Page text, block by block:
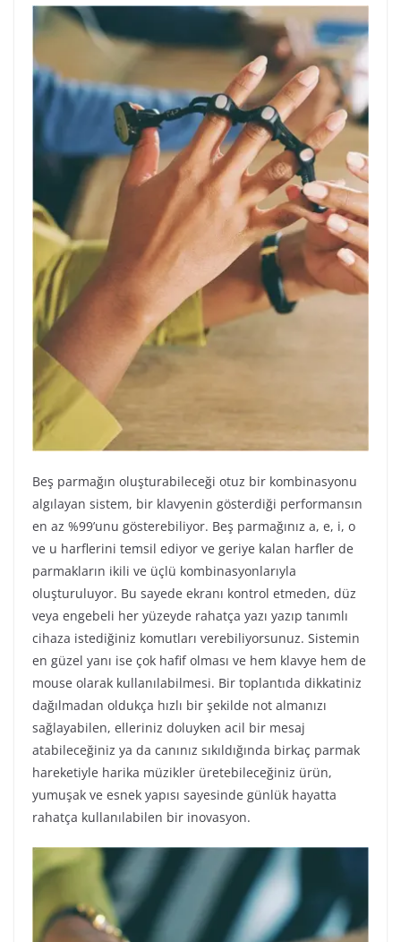
Beş parmağın oluşturabileceği otuz bir kombinasyonu
algılayan sistem, bir klavyenin gösterdiği performansın
en az %99’unu gösterebiliyor. Beş parmağınız a, e, i, o
ve u harflerini temsil ediyor ve geriye kalan harfler de
parmakların ikili ve üçlü kombinasyonlarıyla
oluşturuluyor. Bu sayede ekranı kontrol etmeden, düz
veya engebeli her yüzeyde rahatça yazı yazıp tanımlı
cihaza istediğiniz komutları verebiliyorsunuz. Sistemin
en güzel yanı ise çok hafif olması ve hem klavye hem de
mouse olarak kullanılabilmesi. Bir toplantıda dikkatiniz
dağılmadan oldukça hızlı bir şekilde not almanızı
sağlayabilen, elleriniz doluyken acil bir mesaj
atabileceğiniz ya da canınız sıkıldığında birkaç parmak
hareketiyle harika müzikler üretebileceğiniz ürün,
yumuşak ve esnek yapısı sayesinde günlük hayatta
rahatça kullanılabilen bir inovasyon.